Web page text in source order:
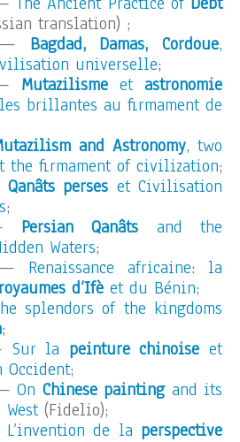
translation) ;
— Bagdad, Damas, Cordoue,
universelle;
Mutazilismeetastronomie
brillantes au firmament de
and Astronomy, two
firmament of civilization;
Qanâts perses et Civilisation
;
Persian Qanâts and the
Waters;
— Renaissance africaine: la
royaumes d’Ifè et du Bénin;
splendors of the kingdoms
;
Sur la peinture chinoise et
Occident;
On Chinese paintingand its
(Fidelio);
L’invention de la perspective